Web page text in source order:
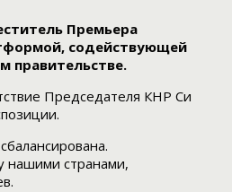
Премьера
содействующей
правительстве.
Председателя КНР Си
нашими странами,